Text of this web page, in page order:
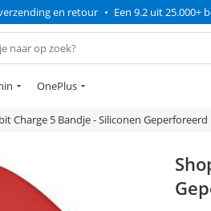
en retour • Een 9.2 uit 25.000+
OnePlus
Charge 5 Bandje - Siliconen